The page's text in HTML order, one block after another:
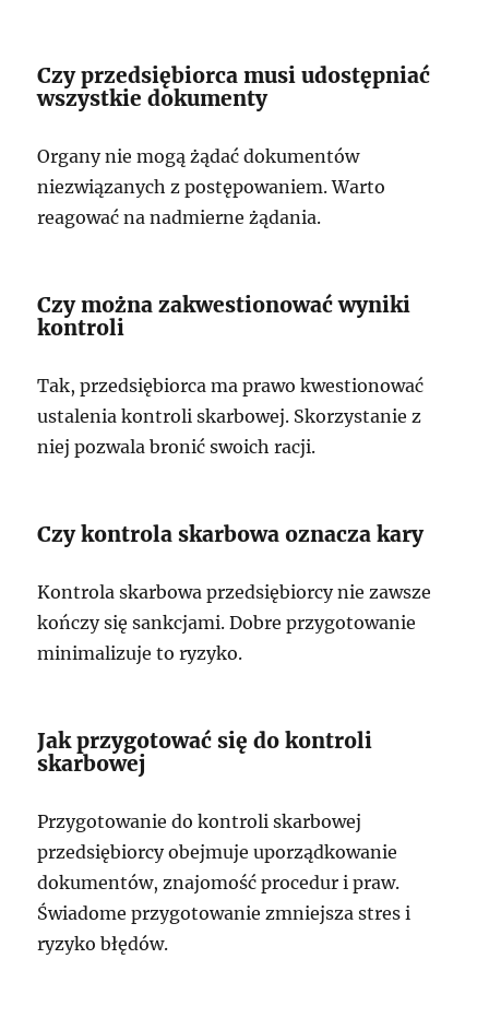
Czy przedsiębiorca musi udostępniać
wszystkie dokumenty
Organy nie mogą żądać dokumentów
niezwiązanych z postępowaniem. Warto
reagować na nadmierne żądania.
Czy można zakwestionować wyniki
kontroli
Tak, przedsiębiorca ma prawo kwestionować
ustalenia kontroli skarbowej. Skorzystanie z
niej pozwala bronić swoich racji.
Czy kontrola skarbowa oznacza kary
Kontrola skarbowa przedsiębiorcy nie zawsze
kończy się sankcjami. Dobre przygotowanie
minimalizuje to ryzyko.
Jak przygotować się do kontroli
skarbowej
Przygotowanie do kontroli skarbowej
przedsiębiorcy obejmuje uporządkowanie
dokumentów, znajomość procedur i praw.
Świadome przygotowanie zmniejsza stres i
ryzyko błędów.